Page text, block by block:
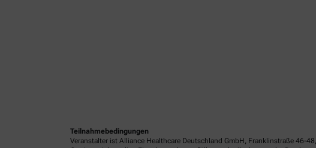
Teilnahmebedingungen
Veranstalter ist Alliance Healthcare Deutschland GmbH, Franklinstraße 46-